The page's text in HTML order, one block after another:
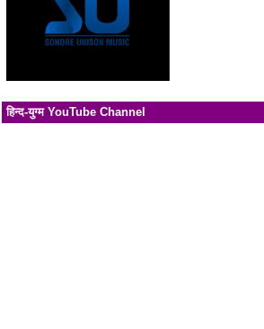
हिन्द-युग्म YouTube Channel